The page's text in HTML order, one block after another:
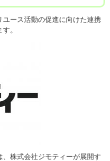
ース活動の促進に向けた連携
。
株式会社ジモティーが展開す